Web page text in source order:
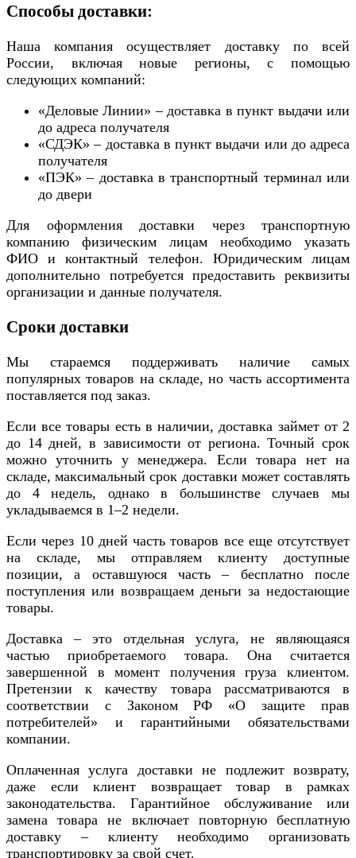
Способы доставки:
Наша компания осуществляет доставку по всей
России, включая новые регионы, с помощью
следующих компаний:
«Деловые Линии» – доставка в пункт выдачи или
до адреса получателя
«СДЭК» – доставка в пункт выдачи или до адреса
получателя
«ПЭК» – доставка в транспортный терминал или
до двери
Для оформления доставки через транспортную
компанию физическим лицам необходимо указать
ФИО и контактный телефон. Юридическим лицам
дополнительно потребуется предоставить реквизиты
организации и данные получателя.
Сроки доставки
Мы стараемся поддерживать наличие самых
популярных товаров на складе, но часть ассортимента
поставляется под заказ.
Если все товары есть в наличии, доставка займет от 2
до 14 дней, в зависимости от региона. Точный срок
можно уточнить у менеджера. Если товара нет на
складе, максимальный срок доставки может составлять
до 4 недель, однако в большинстве случаев мы
укладываемся в 1–2 недели.
Если через 10 дней часть товаров все еще отсутствует
на складе, мы отправляем клиенту доступные
позиции, а оставшуюся часть – бесплатно после
поступления или возвращаем деньги за недостающие
товары.
Доставка – это отдельная услуга, не являющаяся
частью приобретаемого товара. Она считается
завершенной в момент получения груза клиентом.
Претензии к качеству товара рассматриваются в
соответствии с Законом РФ «О защите прав
потребителей» и гарантийными обязательствами
компании.
Оплаченная услуга доставки не подлежит возврату,
даже если клиент возвращает товар в рамках
законодательства. Гарантийное обслуживание или
замена товара не включает повторную бесплатную
доставку – клиенту необходимо организовать
транспортировку за свой счет.